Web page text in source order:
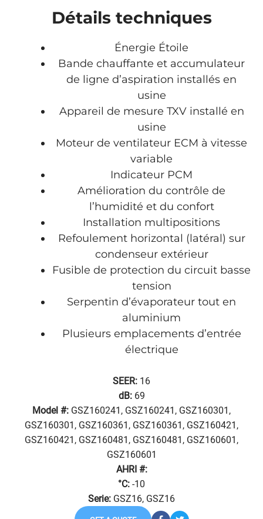
Détails techniques
Énergie Étoile
Bande chauffante et accumulateur
de ligne d’aspiration installés en
usine
Appareil de mesure TXV installé en
usine
Moteur de ventilateur ECM à vitesse
variable
Indicateur PCM
Amélioration du contrôle de
l’humidité et du confort
Installation multipositions
Refoulement horizontal (latéral) sur
condenseur extérieur
Fusible de protection du circuit basse
tension
Serpentin d’évaporateur tout en
aluminium
Plusieurs emplacements d’entrée
électrique
SEER: 16
dB: 69
Model #: GSZ160241, GSZ160241, GSZ160301,
GSZ160301, GSZ160361, GSZ160361, GSZ160421,
GSZ160421, GSZ160481, GSZ160481, GSZ160601,
GSZ160601
AHRI #:
°C: -10
Serie: GSZ16, GSZ16